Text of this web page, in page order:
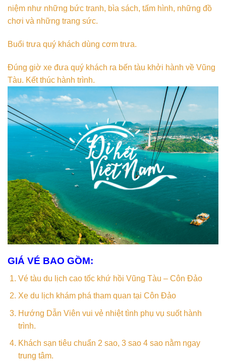
niệm như những bức tranh, bìa sách, tấm hình, những đồ
chơi và những trang sức.
Buổi trưa quý khách dùng cơm trưa.
Đúng giờ xe đưa quý khách ra bến tàu khởi hành về Vũng
Tàu. Kết thúc hành trình.
GIÁ VÉ BAO GỒM:
Vé tàu du lịch cao tốc khứ hồi Vũng Tàu – Côn Đảo
Xe du lịch khám phá tham quan tại Côn Đảo
Hướng Dẫn Viên vui vẻ nhiệt tình phụ vụ suốt hành
trình.
Khách sạn tiêu chuẩn 2 sao, 3 sao 4 sao nằm ngay
trung tâm.